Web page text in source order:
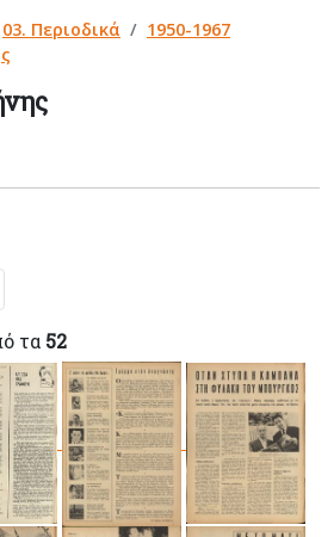
03. Περιοδικά
1950-1967
τα 52